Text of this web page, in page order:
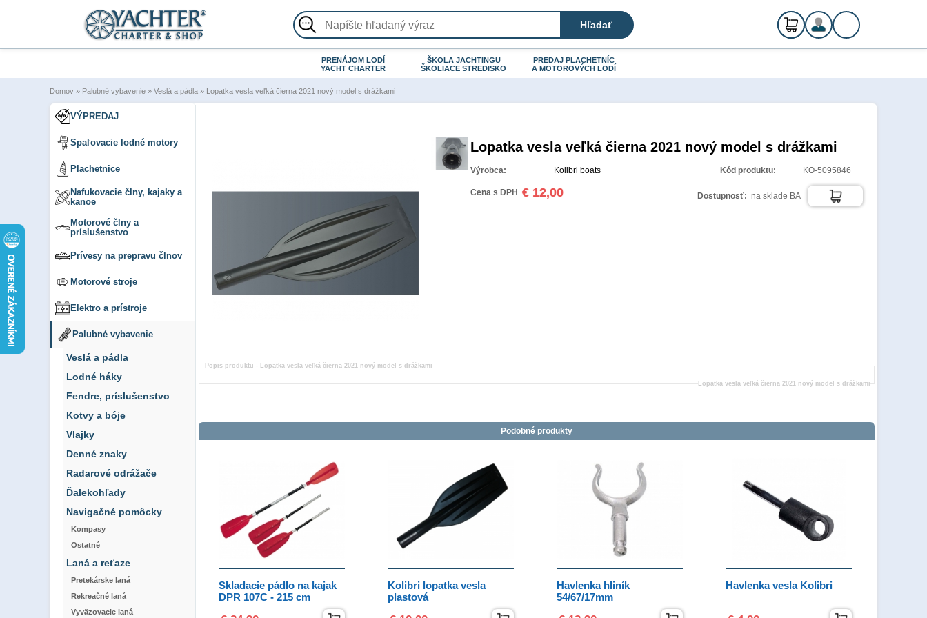
0ks
€ 0,00
Registrácia
Prihlásenie
PRENÁJOM LODÍ
YACHT CHARTER
ŠKOLA JACHTINGU
ŠKOLIACE STREDISKO
PREDAJ PLACHETNÍC
A MOTOROVÝCH LODÍ
Domov » Palubné vybavenie » Veslá a pádla » Lopatka vesla veľká čierna 2021 nový model s drážkami
VÝPREDAJ
Spaľovacie lodné motory
Plachetnice
Nafukovacie člny, kajaky a
kanoe
Motorové člny a
príslušenstvo
Prívesy na prepravu člnov
Motorové stroje
Elektro a prístroje
Palubné vybavenie
Veslá a pádla
Lodné háky
Fendre, príslušenstvo
Kotvy a bóje
Vlajky
Denné znaky
Radarové odrážače
Ďalekohľady
Navigačné pomôcky
Kompasy
Ostatné
Laná a reťaze
Pretekárske laná
Rekreačné laná
Vyväzovacie laná
Lopatka vesla veľká čierna 2021 nový model s drážkami
Výrobca: Kolibri boats Kód produktu: KO-5095846
Cena s DPH € 12,00 Dostupnosť: na sklade BA
Popis produktu - Lopatka vesla veľká čierna 2021 nový model s drážkami
Lopatka vesla veľká čierna 2021 nový model s drážkami
Podobné produkty
Skladacie pádlo na kajak
DPR 107C - 215 cm
Kolibri lopatka vesla
plastová
Havlenka hliník
54/67/17mm
Havlenka vesla Kolibri